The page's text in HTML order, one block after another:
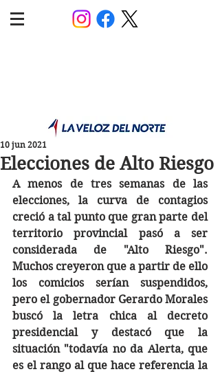
Elecciones de Alto Riesgo
10 jun 2021
A menos de tres semanas de las
elecciones, la curva de contagios
creció a tal punto que gran parte del
territorio provincial pasó a ser
considerada de "Alto Riesgo".
Muchos creyeron que a partir de ello
los comicios serían suspendidos,
pero el gobernador Gerardo Morales
buscó la letra chica al decreto
presidencial y destacó que la
situación "todavía no da Alerta, que
es el rango al que hace referencia la